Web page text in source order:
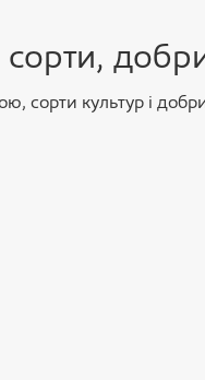
сорти культур і